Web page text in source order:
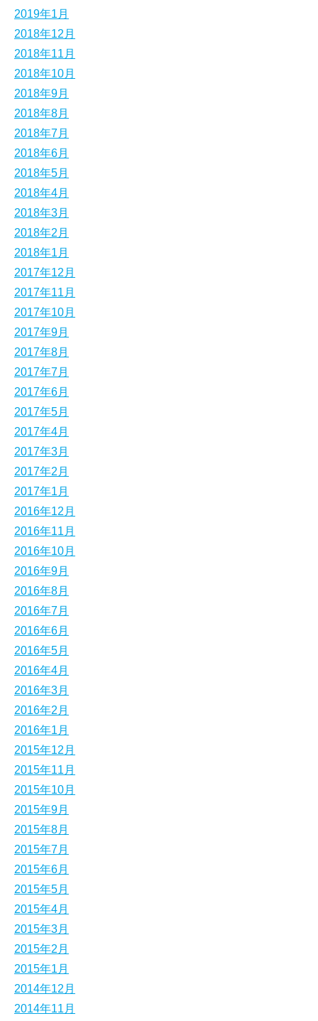
2019年1月
2018年12月
2018年11月
2018年10月
2018年9月
2018年8月
2018年7月
2018年6月
2018年5月
2018年4月
2018年3月
2018年2月
2018年1月
2017年12月
2017年11月
2017年10月
2017年9月
2017年8月
2017年7月
2017年6月
2017年5月
2017年4月
2017年3月
2017年2月
2017年1月
2016年12月
2016年11月
2016年10月
2016年9月
2016年8月
2016年7月
2016年6月
2016年5月
2016年4月
2016年3月
2016年2月
2016年1月
2015年12月
2015年11月
2015年10月
2015年9月
2015年8月
2015年7月
2015年6月
2015年5月
2015年4月
2015年3月
2015年2月
2015年1月
2014年12月
2014年11月